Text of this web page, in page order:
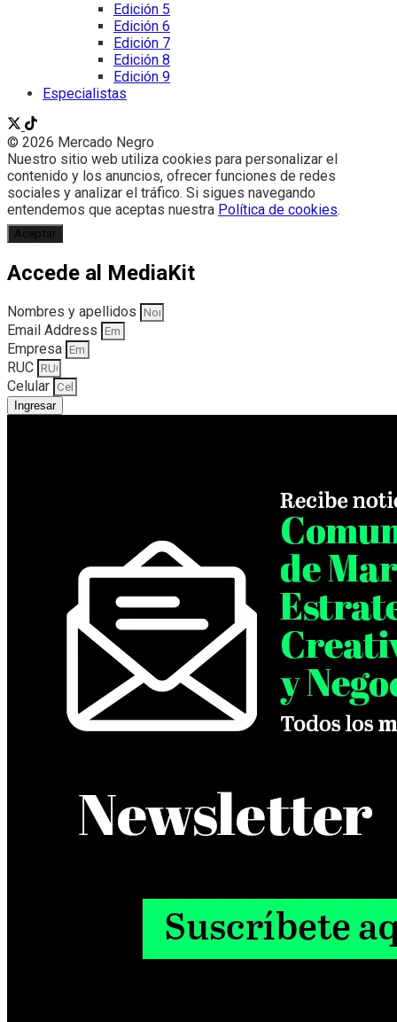
Edición 5
Edición 6
Edición 7
Edición 8
Edición 9
Especialistas
© 2026 Mercado Negro
Nuestro sitio web utiliza cookies para personalizar el
contenido y los anuncios, ofrecer funciones de redes
sociales y analizar el tráfico. Si sigues navegando
entendemos que aceptas nuestra Política de cookies.
Aceptar
Accede al MediaKit
Nombres y apellidos
Email Address
Empresa
RUC
Celular
Ingresar